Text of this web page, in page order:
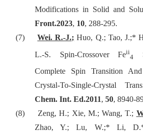
Modifications in Solid and
Front.2023, 10, 288-295.
(7)
Wei. R.-J.; Huo, Q.; Tao, J.;*
L.-S. Spin-Crossover Feii
4
Complete Spin Transition
Crystal-To-Single-Crystal
Chem. Int. Ed.2011, 50, 8940-
(8)
Zeng, H.; Xie, M.; Wang, T.;
Zhao, Y.; Lu, W.;* Li, D.*